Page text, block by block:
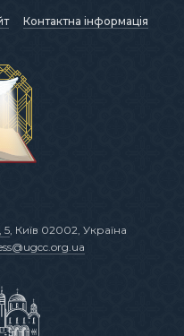
Контактна інформація
5, Київ 02002, Україна